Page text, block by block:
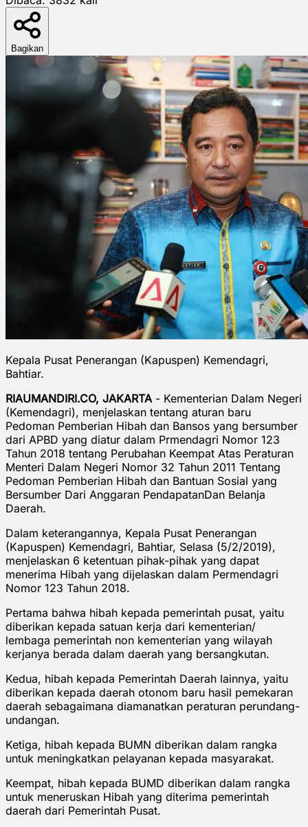
Bagikan
Kepala Pusat Penerangan (Kapuspen) Kemendagri,
Bahtiar.
RIAUMANDIRI.CO, JAKARTA - Kementerian Dalam Negeri
(Kemendagri), menjelaskan tentang aturan baru
Pedoman Pemberian Hibah dan Bansos yang bersumber
dari APBD yang diatur dalam Prmendagri Nomor 123
Tahun 2018 tentang Perubahan Keempat Atas Peraturan
Menteri Dalam Negeri Nomor 32 Tahun 2011 Tentang
Pedoman Pemberian Hibah dan Bantuan Sosial yang
Bersumber Dari Anggaran PendapatanDan Belanja
Daerah.
Dalam keterangannya, Kepala Pusat Penerangan
(Kapuspen) Kemendagri, Bahtiar, Selasa (5/2/2019),
menjelaskan 6 ketentuan pihak-pihak yang dapat
menerima Hibah yang dijelaskan dalam Permendagri
Nomor 123 Tahun 2018.
Pertama bahwa hibah kepada pemerintah pusat, yaitu
diberikan kepada satuan kerja dari kementerian/
lembaga pemerintah non kementerian yang wilayah
kerjanya berada dalam daerah yang bersangkutan.
Kedua, hibah kepada Pemerintah Daerah lainnya, yaitu
diberikan kepada daerah otonom baru hasil pemekaran
daerah sebagaimana diamanatkan peraturan perundang-
undangan.
Ketiga, hibah kepada BUMN diberikan dalam rangka
untuk meningkatkan pelayanan kepada masyarakat.
Keempat, hibah kepada BUMD diberikan dalam rangka
untuk meneruskan Hibah yang diterima pemerintah
daerah dari Pemerintah Pusat.